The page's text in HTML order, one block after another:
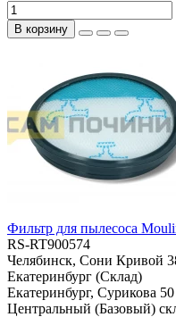
В корзину
Фильтр для пылесоса
RS-RT900574
Челябинск, Сони Кривой
Екатеринбург (Склад)
Екатеринбург, Сурикова
Центральный (Базовый)